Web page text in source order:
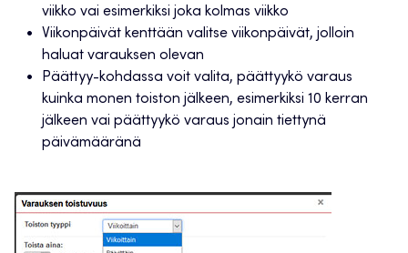
viikko vai esimerkiksi joka kolmas viikko
Viikonpäivät kenttään valitse viikonpäivät, jolloin
haluat varauksen olevan
Päättyy-kohdassa voit valita, päättyykö varaus
kuinka monen toiston jälkeen, esimerkiksi 10 kerran
jälkeen vai päättyykö varaus jonain tiettynä
päivämääränä